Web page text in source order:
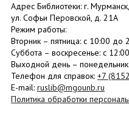
Адрес Библиотеки: г. Мурманск,
ул. Софьи Перовской, д. 21А
Режим работы:
Вторник – пятница: с 10:00 до
Суббота – воскресенье: c
Выходной день – понедельник
Телефон для справок: +7
E-mail: ruslib@mgounb.ru
Политика обработки